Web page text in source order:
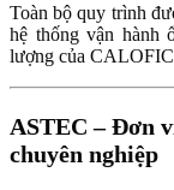
Toàn bộ quy trình
hệ thống vận hành
lượng của
ASTEC – Đơn
chuyên nghiệp